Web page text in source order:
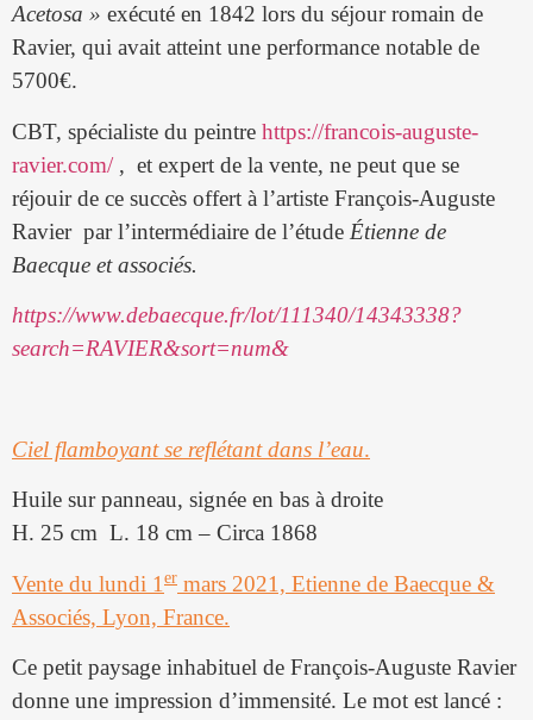
Acetosa » exécuté en 1842 lors du séjour romain de
Ravier, qui avait atteint une performance notable de
5700€.
CBT, spécialiste du peintre https://francois-auguste-
ravier.com/ , et expert de la vente, ne peut que se
réjouir de ce succès offert à l’artiste François-Auguste
Ravier par l’intermédiaire de l’étude Étienne de
Baecque et associés.
https://www.debaecque.fr/lot/111340/14343338?
search=RAVIER&sort=num&
Ciel flamboyant se reflétant dans l’eau.
Huile sur panneau, signée en bas à droite
H. 25 cm L. 18 cm – Circa 1868
Vente du lundi 1 er mars 2021, Etienne de Baecque &
Associés, Lyon, France.
Ce petit paysage inhabituel de François-Auguste Ravier
donne une impression d’immensité. Le mot est lancé :